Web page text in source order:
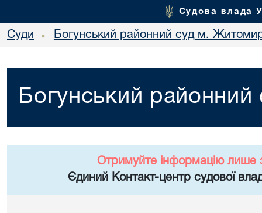
Судова влада
Суди • Богунський районний суд м.
Богунський
Отримуйте інформацію лише
Єдиний Контакт-центр судової